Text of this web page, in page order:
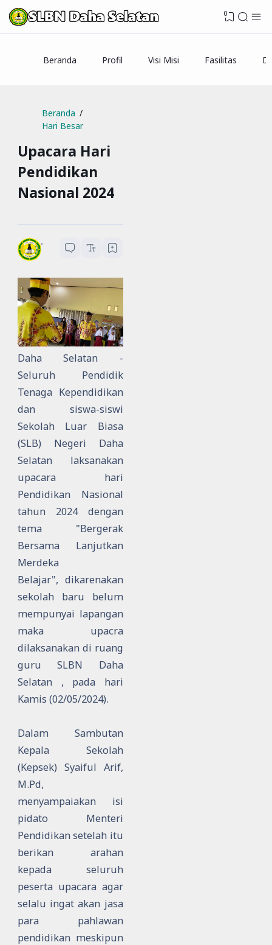
0
Beranda Profil Visi Misi Fasilitas
Beranda
Hari Besar
Upacara Hari
Pendidikan
Nasional 2024
SLBN Daha Selatan
menit baca
Daha Selatan -
Seluruh Pendidik
Tenaga Kependidikan
dan siswa-siswi
Sekolah Luar Biasa
(SLB) Negeri Daha
Selatan laksanakan
upacara hari
Pendidikan Nasional
tahun 2024 dengan
tema "Bergerak
Bersama Lanjutkan
Merdeka
Belajar", dikarenakan
sekolah baru belum
mempunyai lapangan
maka upacra
dilaksanakan di ruang
guru SLBN Daha
Selatan , pada hari
Kamis (02/05/2024).
Dalam Sambutan
Kepala Sekolah
(Kepsek) Syaiful Arif,
M.Pd,
menyampaiakan isi
pidato Menteri
Pendidikan setelah itu
berikan arahan
kepada seluruh
peserta upacara agar
selalu ingat akan jasa
para pahlawan
pendidikan meskipun